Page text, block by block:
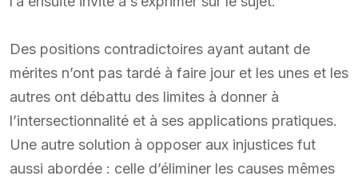
Des positions contradictoires ayant autant de
mérites n’ont pas tardé à faire jour et les unes et les
autres ont débattu des limites à donner à
l’intersectionnalité et à ses applications pratiques.
Une autre solution à opposer aux injustices fut
aussi abordée : celle d’éliminer les causes mêmes